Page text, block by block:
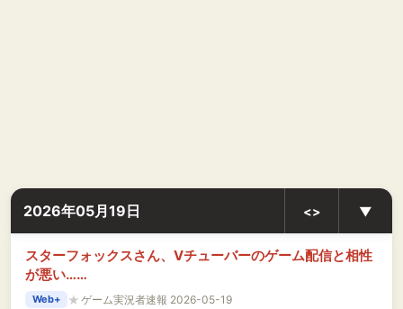
2026年05月19日 <> ▼
スターフォックスさん、Vチューバーのゲーム配信と相性
が悪い……
Web+ ★ ゲーム実況者速報 2026-05-19